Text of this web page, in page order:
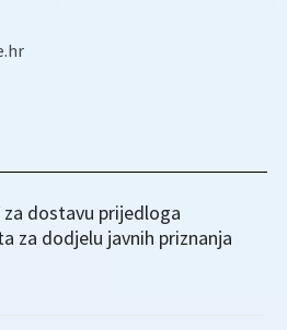
za dostavu prijedloga
za dodjelu javnih priznanja